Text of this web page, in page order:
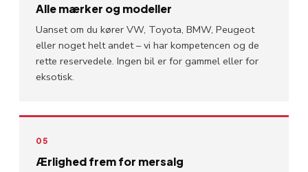
Alle mærker og modeller
Uanset om du kører VW, Toyota, BMW, Peugeot
eller noget helt andet – vi har kompetencen og de
rette reservedele. Ingen bil er for gammel eller for
eksotisk.
05
Ærlighed frem for mersalg